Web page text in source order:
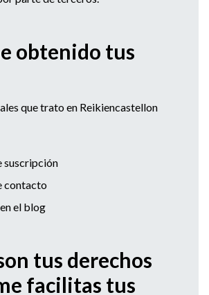
obtenido tus
que trato en Reikiencastellon
suscripción
contacto
el blog
tus derechos
facilitas tus